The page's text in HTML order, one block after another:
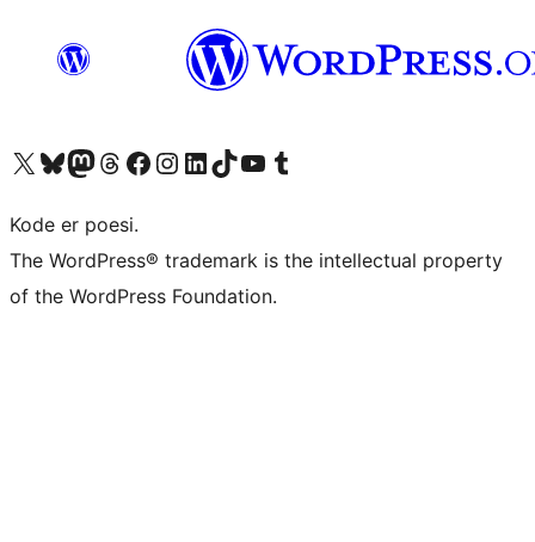
Besøk vår konto på X Visit our Bluesky account
Besøk vår Mastodon-konto
Visit our Threads account
Besøk vår Facebook-sideBesøk vår Instagram-konto
Besøk vår LinkedIn-konto
Visit our TikTok account
Visit our YouTube channel
Visit our Tumblr account
Kode er poesi.
The WordPress® trademark is the intellectual property
of the WordPress Foundation.